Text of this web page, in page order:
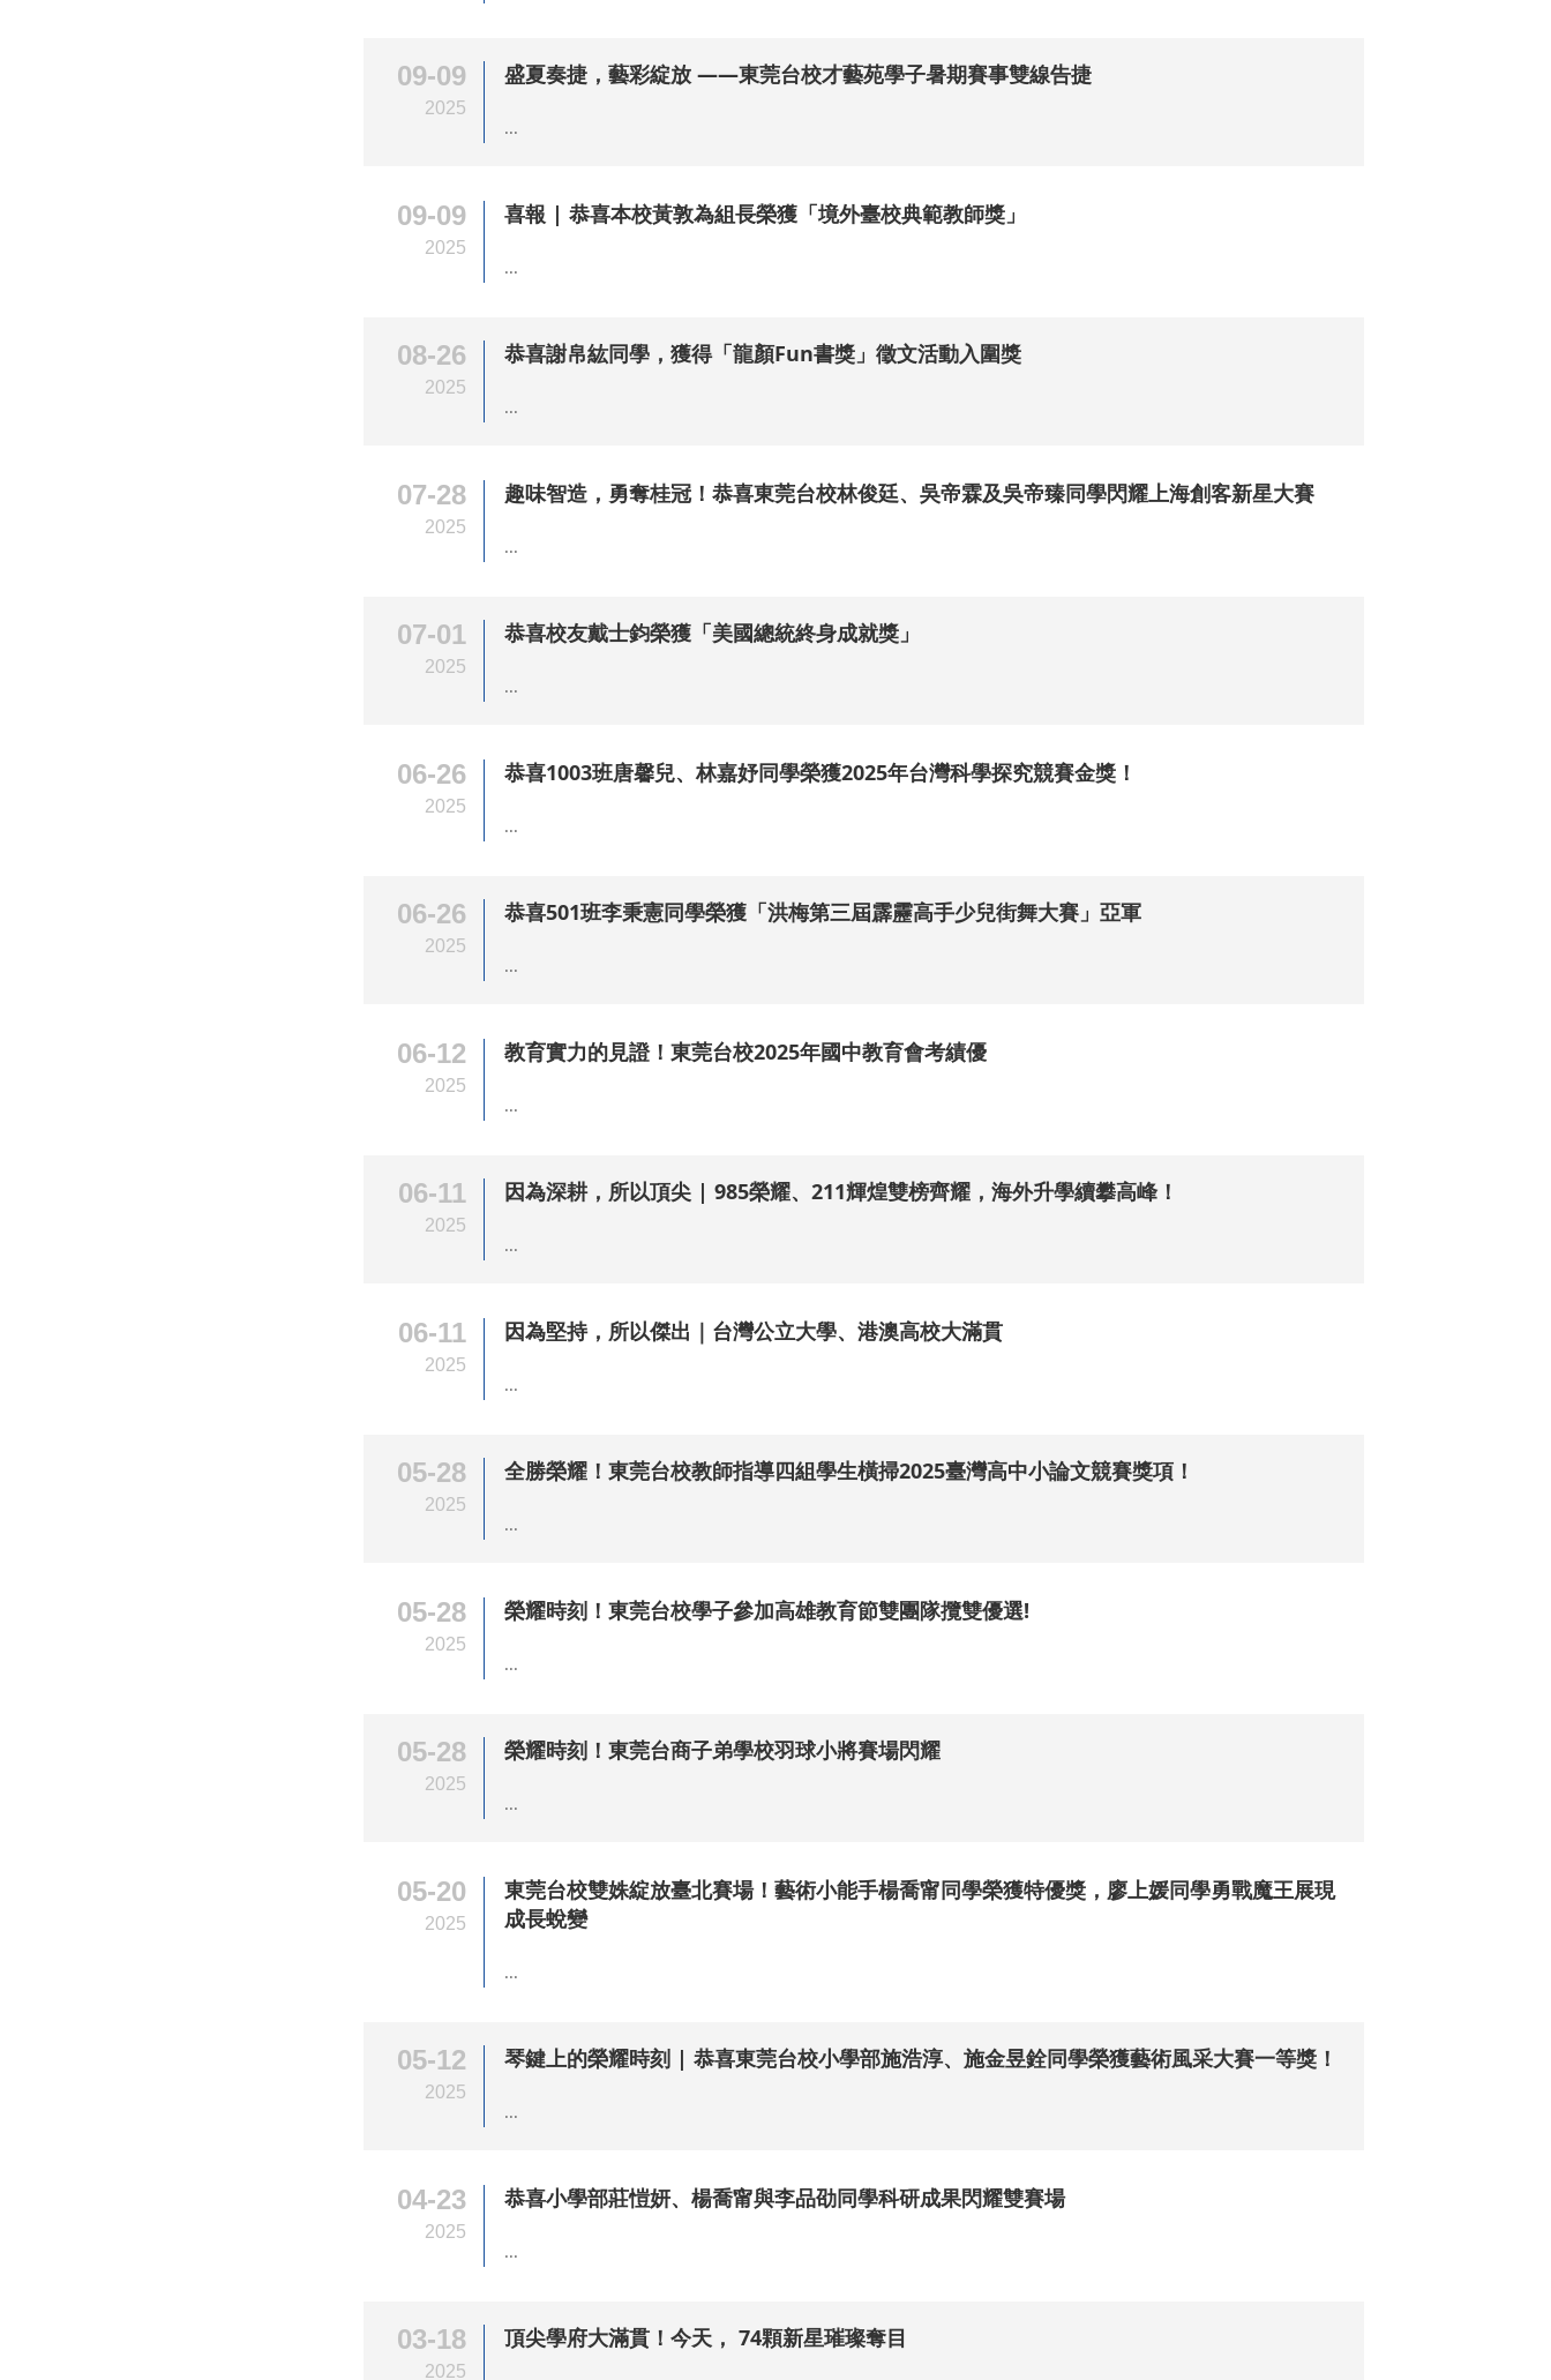
09-09
2025
盛夏奏捷，藝彩綻放 ——東莞台校才藝苑學子暑期賽事雙線告捷
...
09-09
2025
喜報 | 恭喜本校黃敦為組長榮獲「境外臺校典範教師獎」
...
08-26
2025
恭喜謝帛紘同學，獲得「龍顏Fun書獎」徵文活動入圍獎
...
07-28
2025
趣味智造，勇奪桂冠！恭喜東莞台校林俊廷、吳帝霖及吳帝臻同學閃耀上海創客新星大賽
...
07-01
2025
恭喜校友戴士鈞榮獲「美國總統終身成就獎」
...
06-26
2025
恭喜1003班唐馨兒、林嘉妤同學榮獲2025年台灣科學探究競賽金獎！
...
06-26
2025
恭喜501班李秉憲同學榮獲「洪梅第三屆霹靂高手少兒街舞大賽」亞軍
...
06-12
2025
教育實力的見證！東莞台校2025年國中教育會考績優
...
06-11
2025
因為深耕，所以頂尖 | 985榮耀、211輝煌雙榜齊耀，海外升學續攀高峰！
...
06-11
2025
因為堅持，所以傑出｜台灣公立大學、港澳高校大滿貫
...
05-28
2025
全勝榮耀！東莞台校教師指導四組學生橫掃2025臺灣高中小論文競賽獎項！
...
05-28
2025
榮耀時刻！東莞台校學子參加高雄教育節雙團隊攬雙優選!
...
05-28
2025
榮耀時刻！東莞台商子弟學校羽球小將賽場閃耀
...
05-20
2025
東莞台校雙姝綻放臺北賽場！藝術小能手楊喬甯同學榮獲特優獎，廖上媛同學勇戰魔王展現
成長蛻變
...
05-12
2025
琴鍵上的榮耀時刻 | 恭喜東莞台校小學部施浩淳、施金昱銓同學榮獲藝術風采大賽一等獎！
...
04-23
2025
恭喜小學部莊愷妍、楊喬甯與李品劭同學科研成果閃耀雙賽場
...
03-18
2025
頂尖學府大滿貫！今天， 74顆新星璀璨奪目